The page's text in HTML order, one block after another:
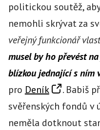
politickou soutěž,
nemohli skrývat za
veřejný funkcionář
musel by ho převést
blízkou jednající s ním
pro Deník
. Babiš
svěřenských fondů v
neměla dotknout